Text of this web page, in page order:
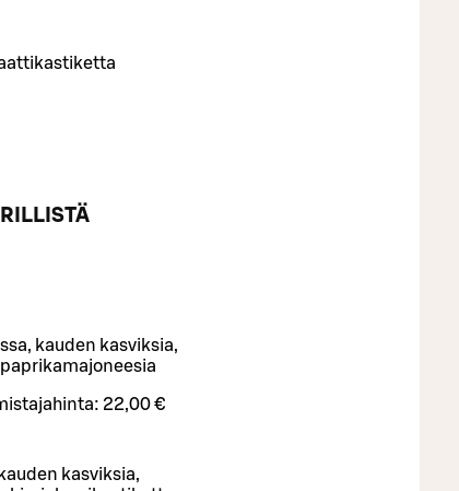
kauden kasviksia,
22,00 €
kasviksia,